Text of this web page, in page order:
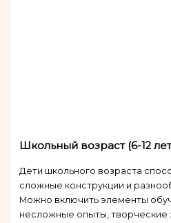
Школьный возраст (6-12
Дети школьного возраста
сложные конструкции и
Можно включить элементы
несложные опыты, творческие